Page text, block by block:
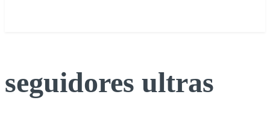
seguidores ultras